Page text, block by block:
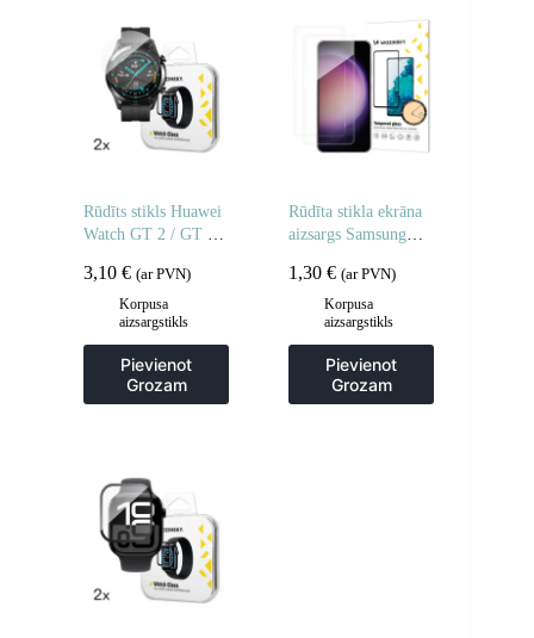
Rūdīts stikls Huawei
Watch GT 2 / GT 2
– 2 gab.
3,10 € (ar PVN)
Korpusa
aizsargstikls
Pievienot
Grozam
Rūdīta stikla ekrāna
aizsargs Samsung
stikla ekrāna aizsargs
– 2 gab.
1,30€ (ar PVN)
Korpusa
aizsargstikls
Pievienot
Grozam